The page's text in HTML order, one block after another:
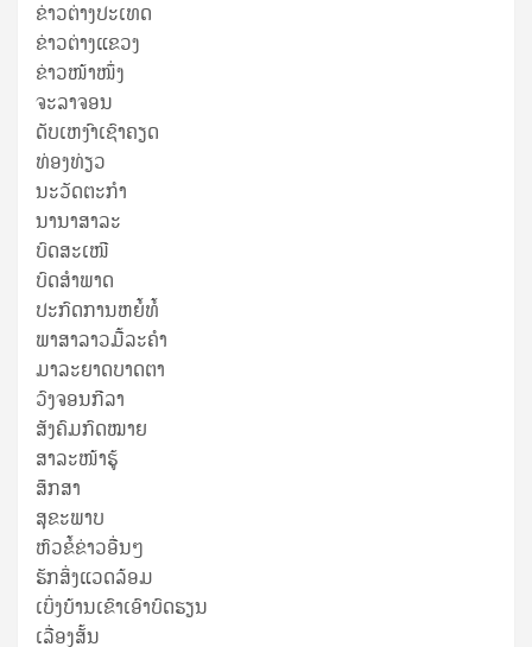
ຂ່າວຕ່າງປະເທດ
ຂ່າວ​ຕ່າງ​ແຂວງ
ຂ່າວໜ້າໜຶ່ງ
ຈະລາຈອນ
ດັບເຫງົາເຊົາຄຽດ
ທ່ອງທ່ຽວ
ນະວັດຕະກໍາ
ນານາສາລະ
ບົດສະເໜີ
ບົດສໍາພາດ
ປະກົດການຫຍໍ້ທໍ້
ພາສາລາວມື້ລະຄຳ
ມາລະຍາດບາດຕາ
ວົງຈອນກີລາ
ສັງຄົມກົດໝາຍ
ສາລະໜ້າຮູ້
ສຶກສາ
ສຸ​ຂະ​ພາບ
ຫົວຂໍ້ຂ່າວອື່ນໆ
ຮັກສິ່ງແວດລ້ອມ
ເບິ່ງບ້ານເຂົາເອົາບົດຮຽນ
ເລື່ອງສັ້ນ